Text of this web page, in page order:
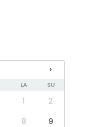
›
LA SU
1
2
8
9